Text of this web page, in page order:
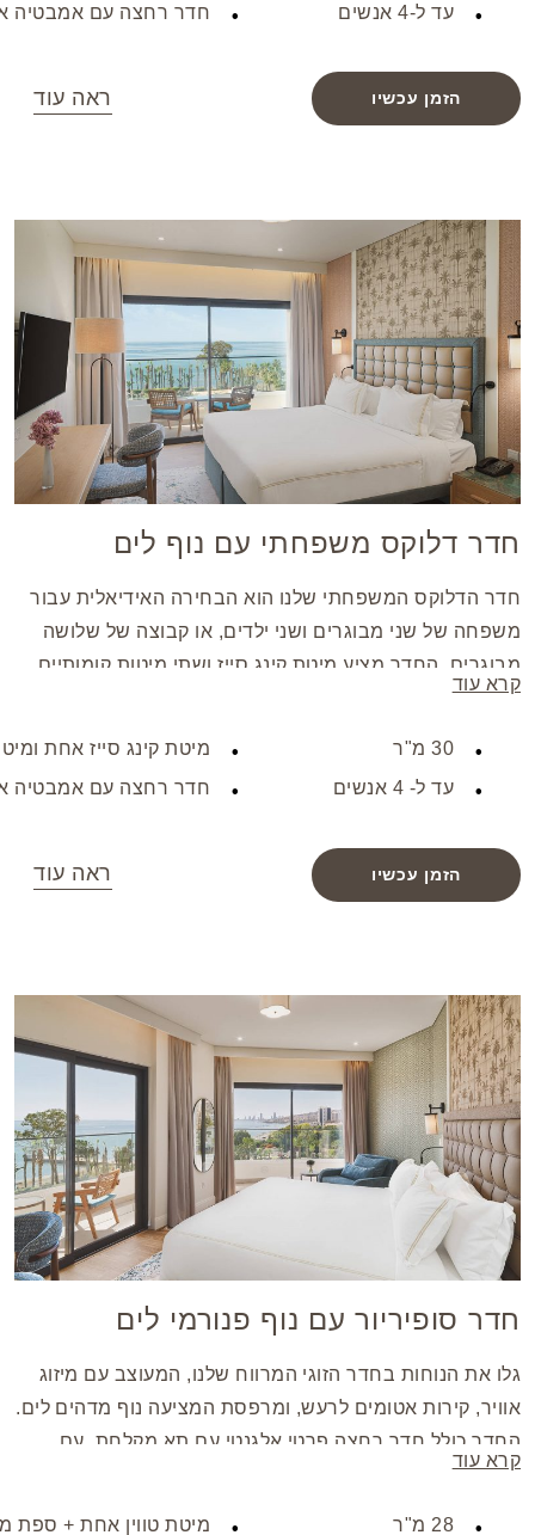
עד ל-4 אנשים
חדר רחצה עם אמבטיה
הזמן עכשיו ראה עוד
חדר דלוקס משפחתי עם נוף לים
חדר הדלוקס המשפחתי שלנו הוא הבחירה האידיאלית עבור
משפחה של שני מבוגרים ושני ילדים, או קבוצה של שלושה
מבוגרים. החדר מציע מיטת קינג סייז ושתי מיטות קומותיים,
שירותים מודרניים וריהוט מסוגנן, מה שמבטיח שהייה נוחה
קרא עוד
30 מ"ר
עד ל- 4 אנשים
מיטת קינג סייז אחת
חדר רחצה עם אמבטיה
הזמן עכשיו ראה עוד
חדר סופיריור עם נוף פנורמי לים
גלו את הנוחות בחדר הזוגי המרווח שלנו, המעוצב עם מיזוג
אוויר, קירות אטומים לרעש, ומרפסת המציעה נוף מדהים לים.
החדר כולל חדר רחצה פרטי אלגנטי עם תא מקלחת. עם
מיטה אחת, החדר אידיאלי עבור מטיילים בודדים או זוגות
קרא עוד
28 מ"ר מיטת טווין אחת + ספת